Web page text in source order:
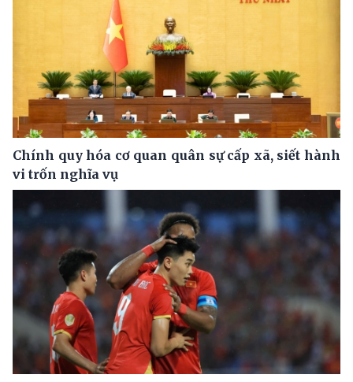
Chính quy hóa cơ quan quân sự cấp xã, siết hành
vi trốn nghĩa vụ